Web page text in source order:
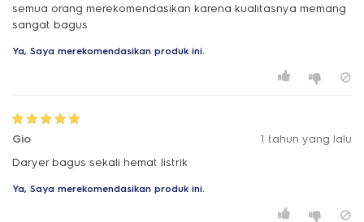
semua orang merekomendasikan karena kualitasnya memang
sangat bagus
Ya, Saya merekomendasikan produk ini.
Gio
1 tahun yang lalu
Daryer bagus sekali hemat listrik
Ya, Saya merekomendasikan produk ini.